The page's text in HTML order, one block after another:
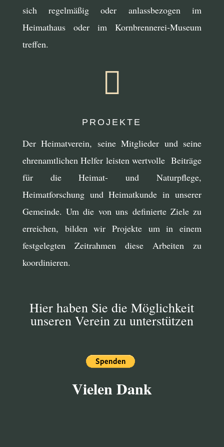
sich regelmäßig oder anlassbezogen im
Heimathaus oder im Kornbrennerei-Museum
treffen.

PROJEKTE
Der Heimatverein, seine Mitglieder und seine
ehrenamtlichen Helfer leisten wertvolle Beiträge
für die Heimat- und Naturpflege,
Heimatforschung und Heimatkunde in unserer
Gemeinde. Um die von uns definierte Ziele zu
erreichen, bilden wir Projekte um in einem
festgelegten Zeitrahmen diese Arbeiten zu
koordinieren.
Hier haben Sie die Möglichkeit
unseren Verein zu unterstützen
Vielen Dank